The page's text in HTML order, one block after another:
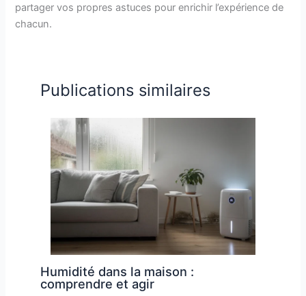
partager vos propres astuces pour enrichir l’expérience de
chacun.
Publications similaires
Humidité dans la maison :
comprendre et agir